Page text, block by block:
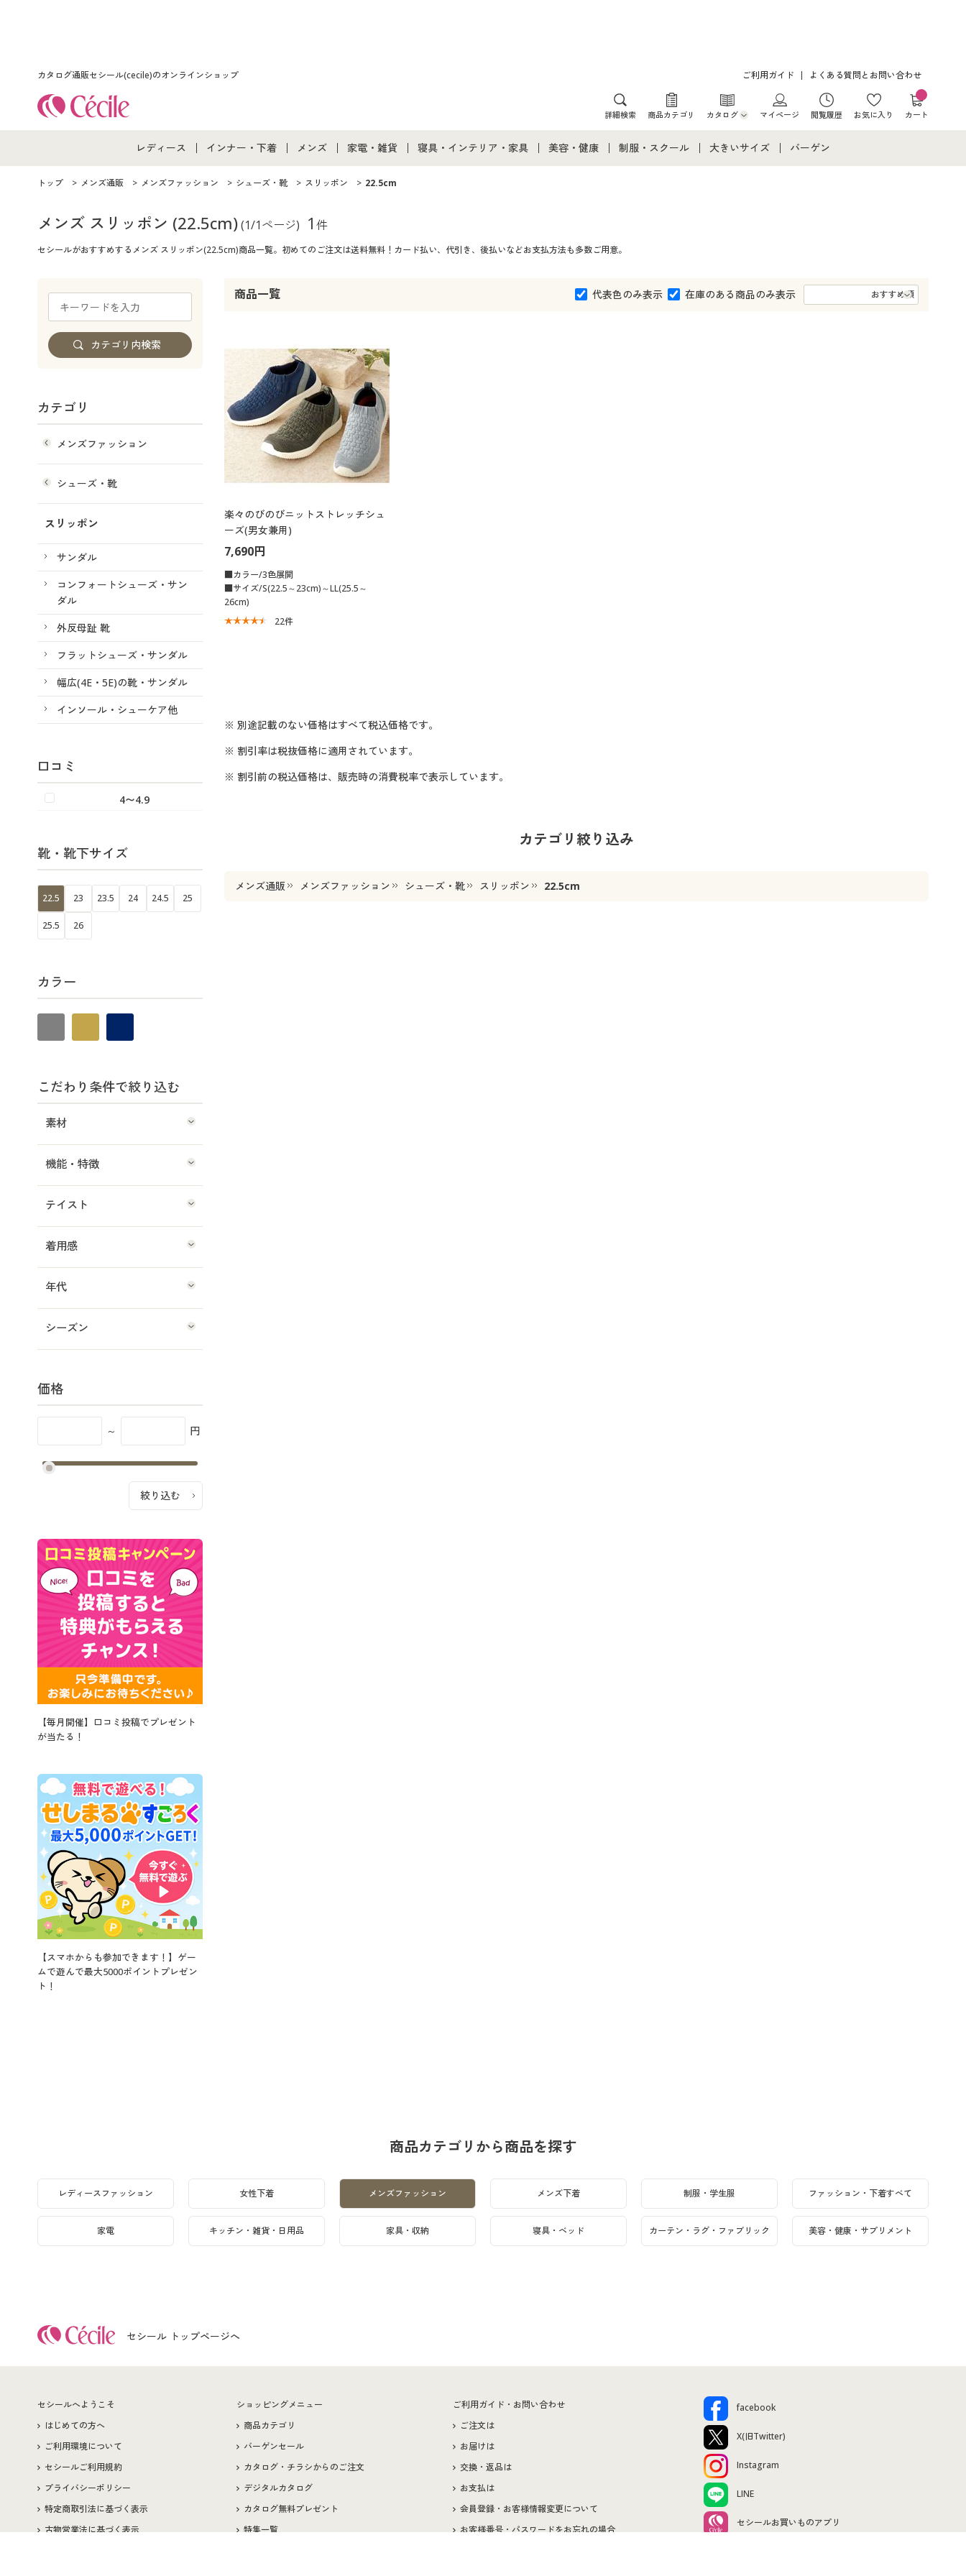
カタログ通販セシール(cecile)のオンラインショップ ご利用ガイド よくある質問とお問い合わせ
詳細検索 商品カテゴリ カタログ
カタログ・チラシからのご注文
マイページ 閲覧履歴 お気に入り カート
レディース
レディース通販すべて
レディースファッション
女性下着
インナー・下着
インナー・下着通販すべて
女性下着
メンズ下着
ジュニア・ティーンズ下着
メンズ
メンズ通販すべて
メンズファッション
メンズ下着
家電・雑貨
家電・雑貨すべて
キッチン・雑貨・日用品
寝具・インテリア・家具
寝具・ベッド
美容・健康 制服・スクール
ジュニア・ティーンズ下着
大きいサイズ
大きいサイズ メンズ
バーゲン
トップ メンズ通販 メンズファッション シューズ・靴 スリッポン 22.5cm
メンズ スリッポン (22.5cm)(1/1ページ) 1 件
セシールがおすすめするメンズ スリッポン(22.5cm)商品一覧。初めてのご注文は送料無料！カード払い、代引き、後払いなどお支払方法も多数ご用意。
商品一覧 代表色のみ表示 在庫のある商品のみ表示
楽々のびのびニットストレッチシュ
ーズ(男女兼用)
7,690円
■カラー/3色展開
■サイズ/S(22.5～23cm)～LL(25.5～
26cm)
22件
※ 別途記載のない価格はすべて税込価格です。
※ 割引率は税抜価格に適用されています。
※ 割引前の税込価格は、販売時の消費税率で表示しています。
カテゴリ絞り込み
メンズ通販 メンズファッション シューズ・靴 スリッポン 22.5cm
カテゴリ
メンズファッション
シューズ・靴
スリッポン
サンダル
コンフォートシューズ・サン
ダル
外反母趾 靴
フラットシューズ・サンダル
幅広(4E・5E)の靴・サンダル
インソール・シューケア他
口コミ
4〜4.9
靴・靴下サイズ
22.5 23 23.5 24 24.5 25
25.5 26
カラー
こだわり条件で絞り込む
素材
機能・特徴
テイスト
着用感
年代
シーズン
価格
～ 円
【毎月開催】口コミ投稿でプレゼント
が当たる！
【スマホからも参加できます！】ゲー
ムで遊んで最大5000ポイントプレゼン
ト！
商品カテゴリから商品を探す
レディースファッション 女性下着 メンズファッション メンズ下着 制服・学生服 ファッション・下着すべて
家電 キッチン・雑貨・日用品 家具・収納 寝具・ベッド カーテン・ラグ・ファブリック 美容・健康・サプリメント
セシール トップページへ
セシールへようこそ
はじめての方へ
ご利用環境について
セシールご利用規約
プライバシーポリシー
特定商取引法に基づく表示
古物営業法に基づく表示
ショッピングメニュー
商品カテゴリ
バーゲンセール
カタログ・チラシからのご注文
デジタルカタログ
カタログ無料プレゼント
特集一覧
ご利用ガイド・お問い合わせ
ご注文は
お届けは
交換・返品は
お支払は
会員登録・お客様情報変更について
お客様番号・パスワードをお忘れの場合
facebook
X(旧Twitter)
Instagram
LINE
セシールお買いものアプリ